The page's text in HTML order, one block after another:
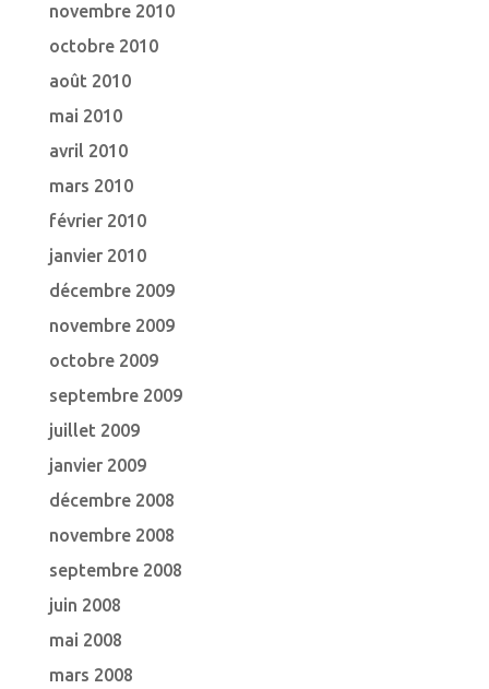
novembre 2010
octobre 2010
août 2010
mai 2010
avril 2010
mars 2010
février 2010
janvier 2010
décembre 2009
novembre 2009
octobre 2009
septembre 2009
juillet 2009
janvier 2009
décembre 2008
novembre 2008
septembre 2008
juin 2008
mai 2008
mars 2008